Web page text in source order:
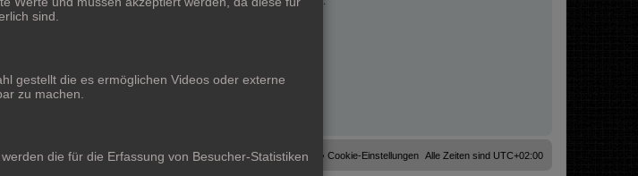
Alle Zeiten sind UTC+02:00
Cookie-Einstellungen
Alle Cookies löschen
sind.
gestellt die es ermöglichen Videos oder externe
zu machen.
die für die Erfassung von Besucher-Statistiken